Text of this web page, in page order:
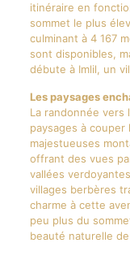
itinéraire en
sommet le plus
culminant à 4 167
sont disponibles,
débute à Imlil, un
Les paysages
La randonnée vers
paysages à
majestueuses
offrant des vues
vallées
villages berbères
charme à cette
peu plus du
beauté naturelle